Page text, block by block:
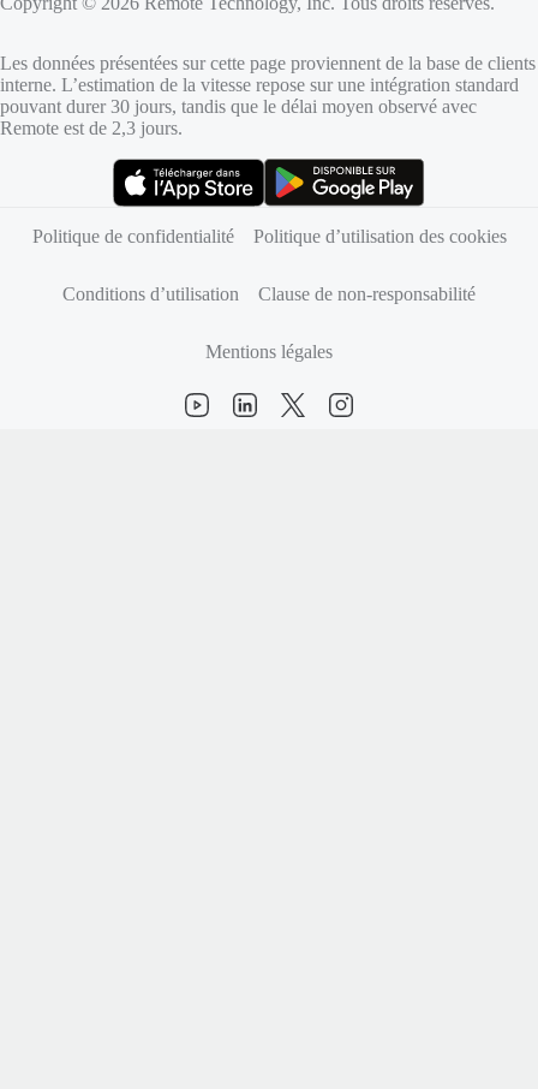
Les données présentées sur cette page proviennent de la base de clients
interne. L’estimation de la vitesse repose sur une intégration standard
pouvant durer 30 jours, tandis que le délai moyen observé avec
Remote est de 2,3 jours.
Politique de confidentialité
Politique d’utilisation des cookies
Conditions d’utilisation Clause de non-responsabilité
Mentions légales